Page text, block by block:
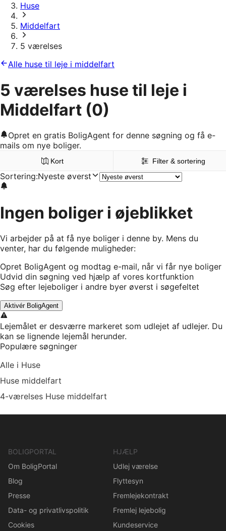
Huse
Middelfart
5 værelses
Alle huse til leje i middelfart
5 værelses huse til leje i
Middelfart (0)
Opret en gratis BoligAgent for denne søgning og få e-
mails om nye boliger.
Kort Filter & sortering
Sortering:Nyeste øverst
Ingen boliger i øjeblikket
Vi arbejder på at få nye boliger i denne by. Mens du
venter, har du følgende muligheder:
Opret BoligAgent og modtag e-mail, når vi får nye boliger
Udvid din søgning ved hjælp af vores kortfunktion
Søg efter lejeboliger i andre byer øverst i søgefeltet
Aktivér BoligAgent
Lejemålet er desværre markeret som udlejet af udlejer. Du
kan se lignende lejemål herunder.
Populære søgninger
Alle i Huse
Huse middelfart
4-værelses Huse middelfart
BOLIGPORTAL
Om BoligPortal
Blog
Presse
Data- og privatlivspolitik
Cookies
HJÆLP
Udlej værelse
Flyttesyn
Fremlejekontrakt
Fremlej lejebolig
Kundeservice